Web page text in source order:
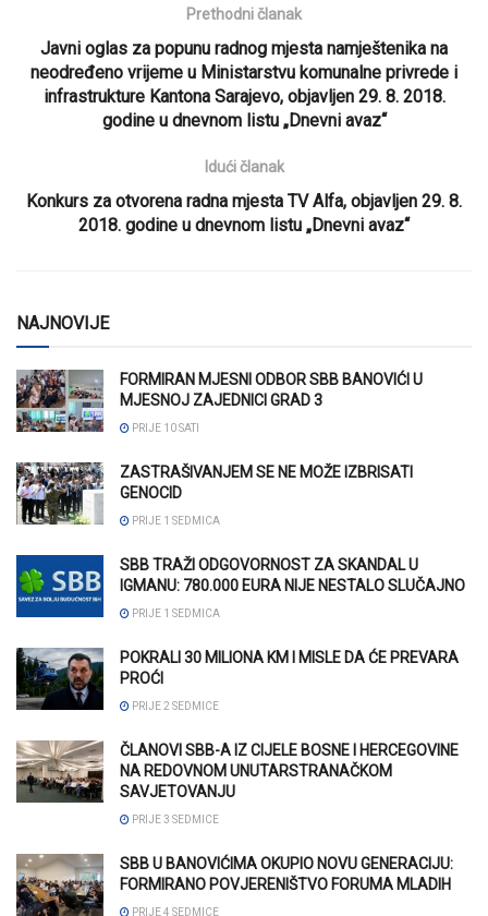
Prethodni članak
Javni oglas za popunu radnog mjesta namještenika na
neodređeno vrijeme u Ministarstvu komunalne privrede i
infrastrukture Kantona Sarajevo, objavljen 29. 8. 2018.
godine u dnevnom listu „Dnevni avaz“
Idući članak
Konkurs za otvorena radna mjesta TV Alfa, objavljen 29. 8.
2018. godine u dnevnom listu „Dnevni avaz“
NAJNOVIJE
FORMIRAN MJESNI ODBOR SBB BANOVIĆI U
MJESNOJ ZAJEDNICI GRAD 3
PRIJE 10 SATI
ZASTRAŠIVANJEM SE NE MOŽE IZBRISATI
GENOCID
PRIJE 1 SEDMICA
SBB TRAŽI ODGOVORNOST ZA SKANDAL U
IGMANU: 780.000 EURA NIJE NESTALO SLUČAJNO
PRIJE 1 SEDMICA
POKRALI 30 MILIONA KM I MISLE DA ĆE PREVARA
PROĆI
PRIJE 2 SEDMICE
ČLANOVI SBB-A IZ CIJELE BOSNE I HERCEGOVINE
NA REDOVNOM UNUTARSTRANAČKOM
SAVJETOVANJU
PRIJE 3 SEDMICE
SBB U BANOVIĆIMA OKUPIO NOVU GENERACIJU:
FORMIRANO POVJERENIŠTVO FORUMA MLADIH
PRIJE 4 SEDMICE